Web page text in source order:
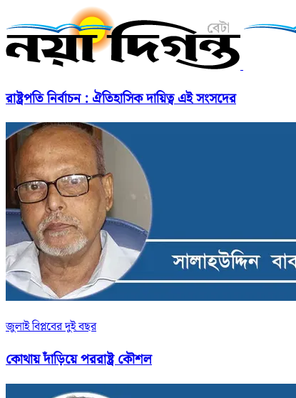
রাষ্ট্রপতি নির্বাচন : ঐতিহাসিক দায়িত্ব এই সংসদের
জুলাই বিপ্লবের দুই বছর
কোথায় দাঁড়িয়ে পররাষ্ট্র কৌশল